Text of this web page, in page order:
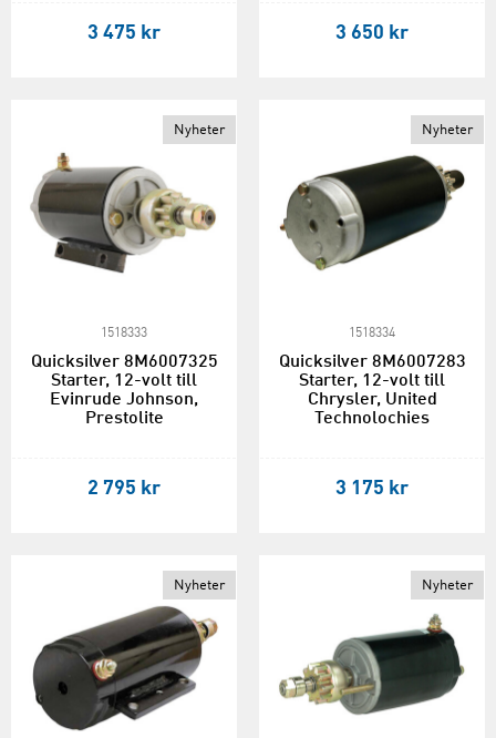
3 475 kr 3 650 kr
Nyheter
1518333
Quicksilver 8M6007325
Starter, 12-volt till
Evinrude Johnson,
Prestolite
2 795 kr
Nyheter
1518334
Quicksilver 8M6007283
Starter, 12-volt till
Chrysler, United
Technolochies
3 175 kr
Nyheter Nyheter